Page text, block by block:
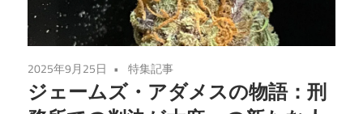
2025年9月25日 特集記事
ジェームズ・アダメスの物語：刑